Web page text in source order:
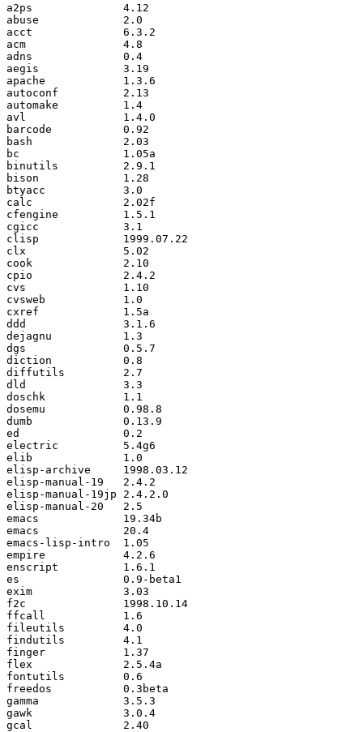
a2ps              4.12
abuse             2.0
acct              6.3.2
acm               4.8
adns              0.4
aegis             3.19
apache            1.3.6
autoconf          2.13
automake          1.4
avl               1.4.0
barcode           0.92
bash              2.03
bc                1.05a
binutils          2.9.1
bison             1.28
btyacc            3.0
calc              2.02f
cfengine          1.5.1
cgicc             3.1
clisp             1999.07.22
clx               5.02
cook              2.10
cpio              2.4.2
cvs               1.10
cvsweb            1.0
cxref             1.5a
ddd               3.1.6
dejagnu           1.3
dgs               0.5.7
diction           0.8
diffutils         2.7
dld               3.3
doschk            1.1
dosemu            0.98.8
dumb              0.13.9
ed                0.2
electric          5.4g6
elib              1.0
elisp-archive     1998.03.12
elisp-manual-19   2.4.2
elisp-manual-19jp 2.4.2.0
elisp-manual-20   2.5
emacs             19.34b
emacs             20.4
emacs-lisp-intro  1.05
empire            4.2.6
enscript          1.6.1
es                0.9-beta1
exim              3.03
f2c               1998.10.14
ffcall            1.6
fileutils         4.0
findutils         4.1
finger            1.37
flex              2.5.4a
fontutils         0.6
freedos           0.3beta
gamma             3.5.3
gawk              3.0.4
gcal              2.40